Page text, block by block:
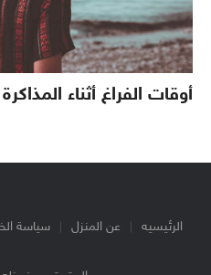
أوقات الفراغ أثناء المذاكرة
الرئيسيه عن المنزل سياسة